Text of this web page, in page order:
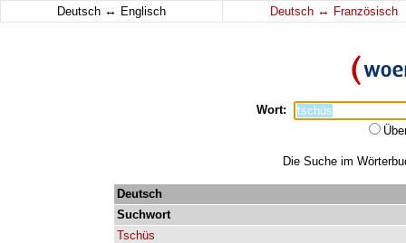
Deutsch ↔ Englisch Deutsch ↔ Französisch
Wort:
Die Suche im
Deutsch
Suchwort
Tschüs